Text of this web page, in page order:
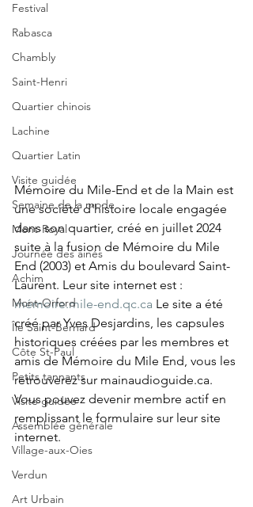
Festival
Rabasca
Chambly
Saint-Henri
Quartier chinois
Lachine
Quartier Latin
Visite guidée
Semaine de la mode
Mont-Royal
Journée des ainés
Achim
Mont-Orford
Île Saint-Bernard
Côte St-Paul
Petits tannants
Visite guidée
Assemblée générale
Village-aux-Oies
Verdun
Art Urbain
Mémoire du Mile-End et de la Main est
une société d’histoire locale engagée
dans son quartier, créé en juillet 2024
suite à la fusion de Mémoire du Mile
End (2003) et Amis du boulevard Saint-
Laurent. Leur site internet est :
mémoire.mile-end.qc.ca Le site a été
créé par Yves Desjardins, les capsules
historiques créées par les membres et
amis de Mémoire du Mile End, vous les
retrouverez sur mainaudioguide.ca.
Vous pouvez devenir membre actif en
remplissant le formulaire sur leur site
internet.